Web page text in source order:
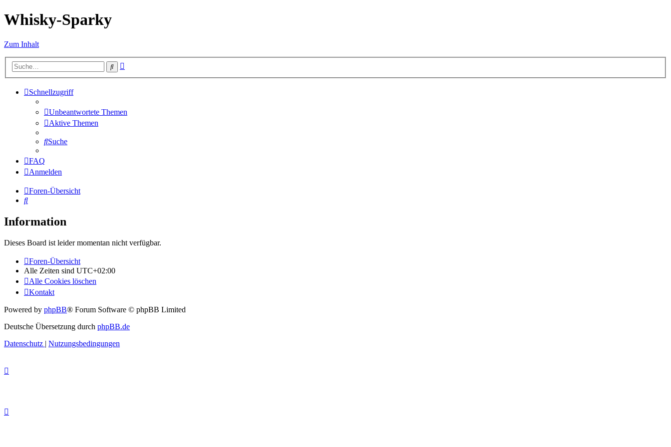
Whisky-Sparky
Zum Inhalt
Suche
Schnellzugriff
Unbeantwortete Themen
Aktive Themen
Suche
FAQ
Anmelden
Foren-Übersicht
Suche
Information
Dieses Board ist leider momentan nicht verfügbar.
Foren-Übersicht
Alle Zeiten sind UTC+02:00
Alle Cookies löschen
Kontakt
Powered by phpBB® Forum Software © phpBB Limited
Deutsche Übersetzung durch phpBB.de
Datenschutz | Nutzungsbedingungen